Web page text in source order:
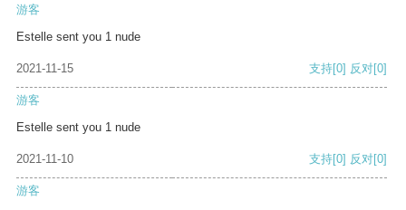
游客
Estelle sent you 1 nude
2021-11-15 支持[0] 反对[0]
游客
Estelle sent you 1 nude
2021-11-10 支持[0] 反对[0]
游客